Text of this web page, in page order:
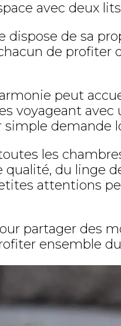
avec deux
dispose de sa
de profiter
peut
voyageant
demande
les
qualité, du linge
attentions
partager des
ensemble